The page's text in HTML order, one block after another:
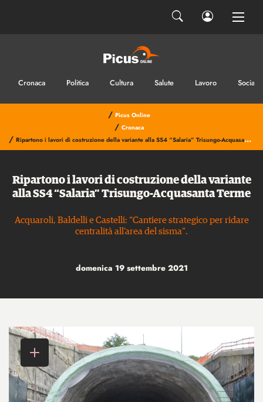
Cronaca Politica Cultura Salute Lavoro Sociale
/ Picus Online
/ Cronaca
/ Ripartono i lavori di costruzione della variante alla SS4 “Salaria” Trisungo-Acquasanta Terme
Ripartono i lavori di costruzione della variante
alla SS4 “Salaria” Trisungo-Acquasanta Terme
Acquaroli, Baldelli e Castelli: “Cantiere strategico per ridare
centralità all’area del sisma”.
domenica 19 settembre 2021